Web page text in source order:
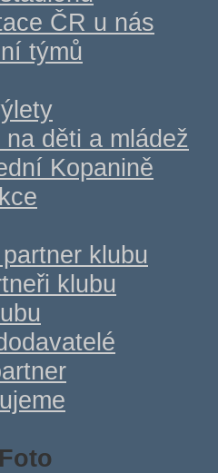
ČR u nás
týmů
děti a mládež
Kopanině
klubu
klubu